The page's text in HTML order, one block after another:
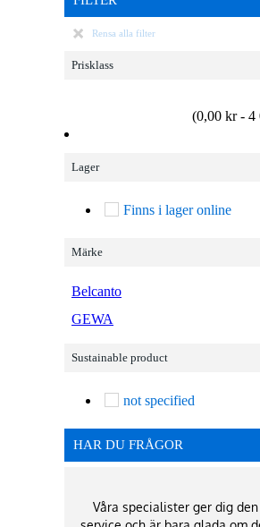
Rensa alla filter
Prisklass
(0,00 kr - 4
Lager
Finns i lager online
Märke
Belcanto
GEWA
Sustainable product
not specified
HAR DU FRÅGOR
Våra specialister ger dig